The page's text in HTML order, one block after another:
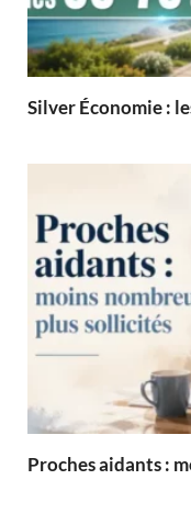
Silver Économie :
Proches aidants :